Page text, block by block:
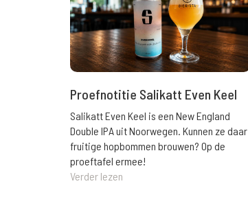
Proefnotitie Salikatt Even Keel
Salikatt Even Keel is een New England
Double IPA uit Noorwegen. Kunnen ze daar
fruitige hopbommen brouwen? Op de
proeftafel ermee!
Verder lezen